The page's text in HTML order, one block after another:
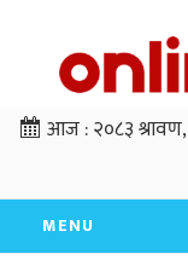
आज :२०८३
MENU